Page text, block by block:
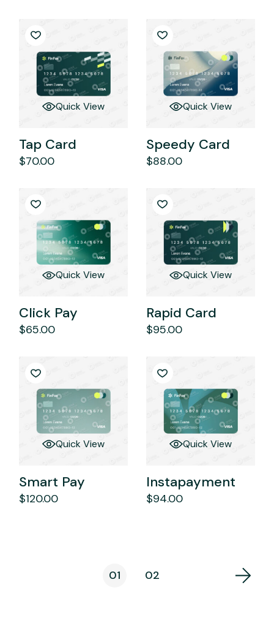
Quick View
Tap Card
$70.00
Quick View
Speedy Card
$88.00
Quick View
Click Pay
$65.00
Quick View
Rapid Card
$95.00
Quick View
Smart Pay
$120.00
Quick View
Instapayment
$94.00
01 02